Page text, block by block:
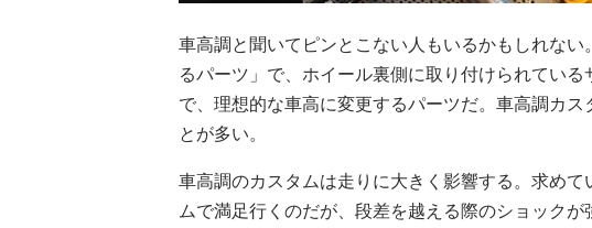
車高調と聞いてピンとこない人もいるかもしれな
るパーツ」で、ホイール裏側に取り付けられてい
で、理想的な車高に変更するパーツだ。車高調カ
とが多い。
車高調のカスタムは走りに大きく影響する。求め
ムで満足行くのだが、段差を越える際のショック